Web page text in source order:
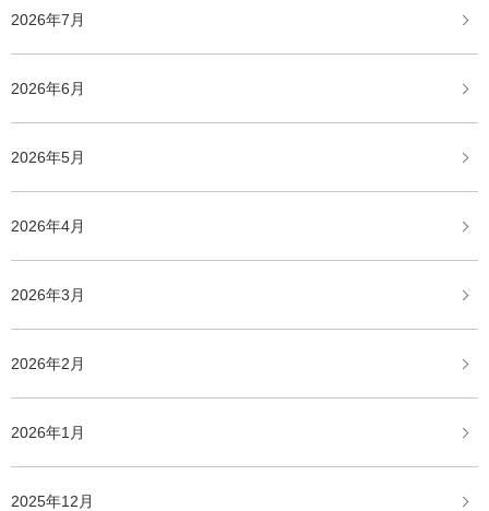
2026年7月
2026年6月
2026年5月
2026年4月
2026年3月
2026年2月
2026年1月
2025年12月